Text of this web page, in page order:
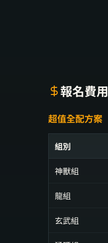
報名費用
超值全配方案
組別
神獸組
龍組
玄武組